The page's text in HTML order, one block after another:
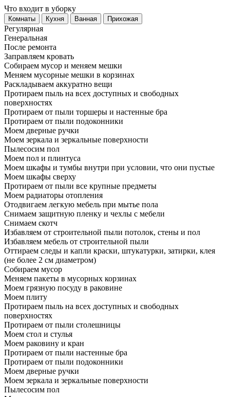
Что входит в уборку
Регу­лярная
Гене­ральная
После ремонта
Заправляем кровать
Собираем мусор и меняем мешки
Меняем мусорные мешки в корзинах
Раскладываем аккуратно вещи
Протираем пыль на всех доступных и свободных
поверхностях
Протираем от пыли торшеры и настенные бра
Протираем от пыли подоконники
Моем дверные ручки
Моем зеркала и зеркальные поверхности
Пылесосим пол
Моем пол и плинтуса
Моем шкафы и тумбы внутри при условии, что они пустые
Моем шкафы сверху
Протираем от пыли все крупные предметы
Моем радиаторы отопления
Отодвигаем легкую мебель при мытье пола
Снимаем защитную пленку и чехлы с мебели
Снимаем скотч
Избавляем от строительной пыли потолок, стены и пол
Избавляем мебель от строительной пыли
Оттираем следы и капли краски, штукатурки, затирки, клея
(не более 2 см диаметром)
Собираем мусор
Меняем пакеты в мусорных корзинах
Моем грязную посуду в раковине
Моем плиту
Протираем пыль на всех доступных и свободных
поверхностях
Протираем от пыли столешницы
Моем стол и стулья
Моем раковину и кран
Протираем от пыли настенные бра
Протираем от пыли подоконники
Моем дверные ручки
Моем зеркала и зеркальные поверхности
Пылесосим пол